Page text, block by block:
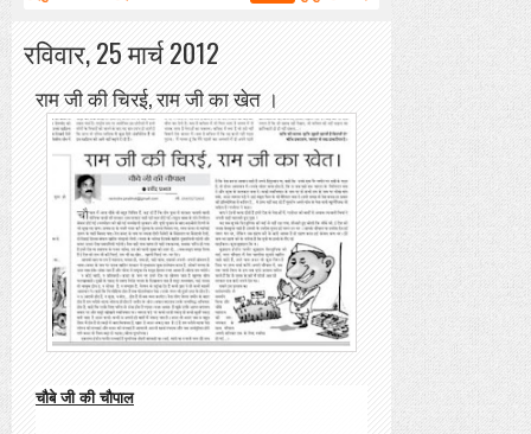
रविवार, 25 मार्च 2012
राम जी की चिरई, राम जी का खेत ।
चौबे जी की चौपाल